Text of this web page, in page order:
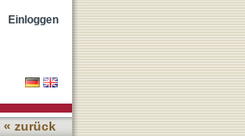
Einloggen
« zurück